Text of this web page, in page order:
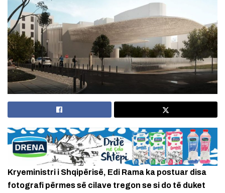
Kryeministri i Shqipërisë, Edi Rama ka postuar disa
fotografi përmes së cilave tregon se si do të duket